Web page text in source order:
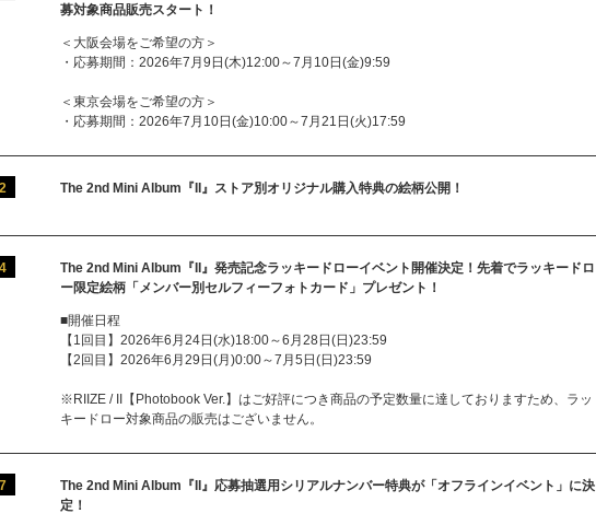
募対象商品販売スタート！
＜大阪会場をご希望の方＞
・応募期間：2026年7月9日(木)12:00～7月10日(金)9:59
＜東京会場をご希望の方＞
・応募期間：2026年7月10日(金)10:00～7月21日(火)17:59
The 2nd Mini Album『II』ストア別オリジナル購入特典の絵柄公開！
The 2nd Mini Album『II』発売記念ラッキードローイベント開催決定！先着でラッキードロ
ー限定絵柄「メンバー別セルフィーフォトカード」プレゼント！
■開催日程
【1回目】2026年6月24日(水)18:00～6月28日(日)23:59
【2回目】2026年6月29日(月)0:00～7月5日(日)23:59
※RIIZE / II【Photobook Ver.】はご好評につき商品の予定数量に達しておりますため、ラッ
キードロー対象商品の販売はございません。
The 2nd Mini Album『II』応募抽選用シリアルナンバー特典が「オフラインイベント」に決
定！